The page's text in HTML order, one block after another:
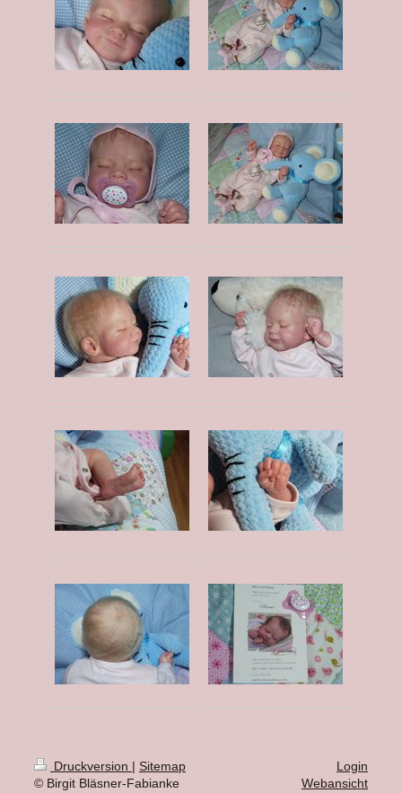
Druckversion | Sitemap
© Birgit Bläsner-Fabianke
Login
Webansicht